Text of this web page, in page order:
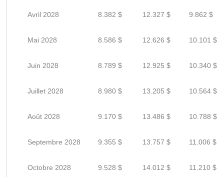
Avril 2028 8.382 $ 12.327 $ 9.862 $
Mai 2028 8.586 $ 12.626 $ 10.101 $
Juin 2028 8.789 $ 12.925 $ 10.340 $
Juillet 2028 8.980 $ 13.205 $ 10.564 $
Août 2028 9.170 $ 13.486 $ 10.788 $
Septembre 2028 9.355 $ 13.757 $ 11.006 $
Octobre 2028 9.528 $ 14.012 $ 11.210 $